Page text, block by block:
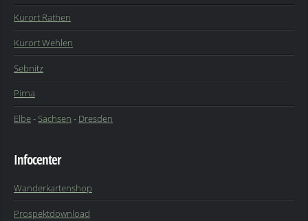
Kurort Rathen
Kurort Wehlen
Sebnitz
Pirna
Elbe-Sachsen - Dresden
Infocenter
Wanderkartenshop
Prospektdownload